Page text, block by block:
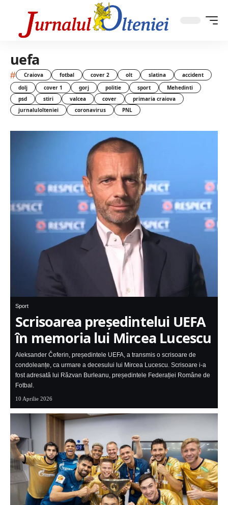
uefa
# Craiova fotbal cover 2 olt slatina
accident
dolj
cover 1 gorj politie sport
Mehedinti
psd
stiri valcea cover
primaria craiova
jurnalulolteniei
coronavirus PNL
Sport
Scrisoarea președintelui UEFA
în memoria lui Mircea Lucescu
Aleksander Čeferin, președintele UEFA, a transmis o scrisoare de
condoleanțe, ca urmare a decesului lui Mircea Lucescu. Scrisoare i-a
fost adresată lui Răzvan Burleanu, președintele Federației Române de
Fotbal.
10 Aprilie 2026